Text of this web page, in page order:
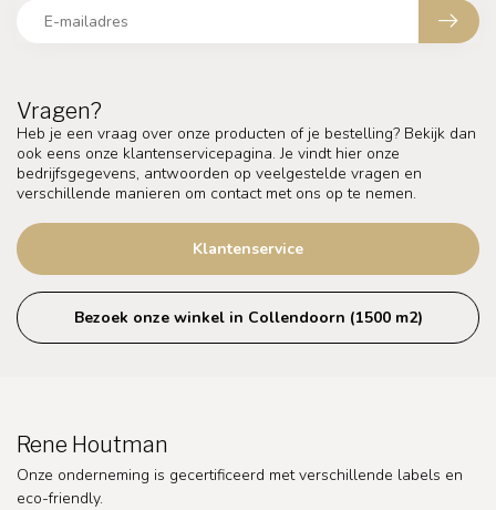
Vragen?
Heb je een vraag over onze producten of je bestelling? Bekijk dan
ook eens onze klantenservicepagina. Je vindt hier onze
bedrijfsgegevens, antwoorden op veelgestelde vragen en
verschillende manieren om contact met ons op te nemen.
Klantenservice
Bezoek onze winkel in Collendoorn (1500 m2)
Rene Houtman
Onze onderneming is gecertificeerd met verschillende labels en
eco-friendly.